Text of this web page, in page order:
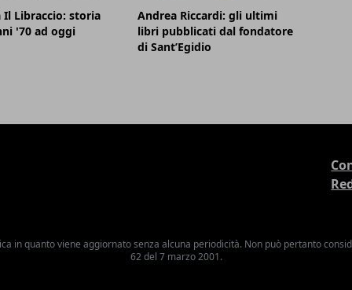
Il Libraccio: storia
'70 ad oggi
Andrea Riccardi: gli ultimi
libri pubblicati dal fondatore
di Sant’Egidio
in quanto viene aggiornato senza alcuna periodicità. Non può pertanto
62 del 7 marzo 2001.